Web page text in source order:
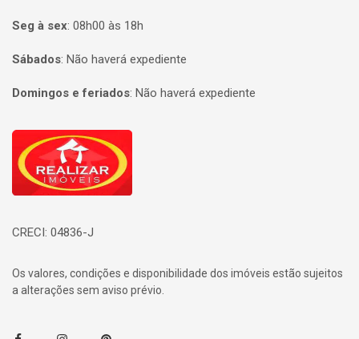
Seg à sex: 08h00 às 18h
Sábados: Não haverá expediente
Domingos e feriados: Não haverá expediente
Página inicial
CRECI: 04836-J
Os valores, condições e disponibilidade dos imóveis estão sujeitos
a alterações sem aviso prévio.